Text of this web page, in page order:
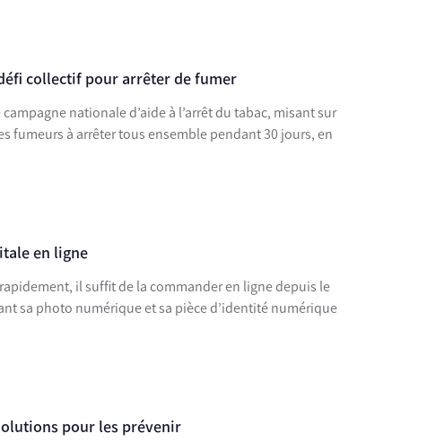
collectif pour arrêter de fumer
nationale d’aide à l’arrêt du tabac, misant sur
fumeurs à arrêter tous ensemble pendant 30 jours, en
en ligne
il suffit de la commander en ligne depuis le
sa photo numérique et sa pièce d’identité numérique
pour les prévenir